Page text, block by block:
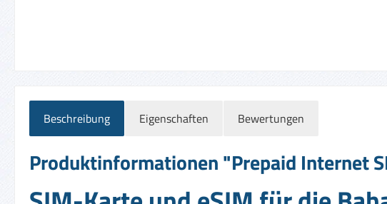
Beschreibung Eigenschaften Bewertungen
Produktinformationen "Prepaid Internet